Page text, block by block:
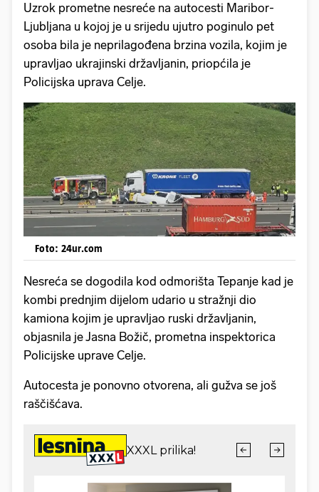
Uzrok prometne nesreće na autocesti Maribor-
Ljubljana u kojoj je u srijedu ujutro poginulo pet
osoba bila je neprilagođena brzina vozila, kojim je
upravljao ukrajinski državljanin, priopćila je
Policijska uprava Celje.
Foto: 24ur.com
Nesreća se dogodila kod odmorišta Tepanje kad je
kombi prednjim dijelom udario u stražnji dio
kamiona kojim je upravljao ruski državljanin,
objasnila je Jasna Božič, prometna inspektorica
Policijske uprave Celje.
Autocesta je ponovno otvorena, ali gužva se još
raščišćava.